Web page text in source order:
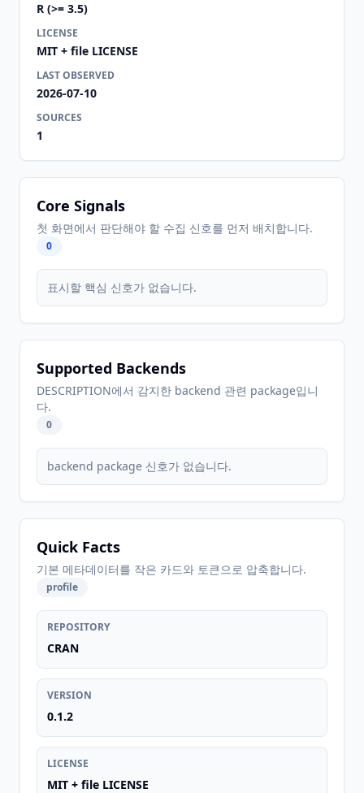
R (>= 3.5)
LICENSE
MIT + file LICENSE
LAST OBSERVED
2026-07-10
SOURCES
1
Core Signals
첫 화면에서 판단해야 할 수집 신호를 먼저 배치합니다.
0
표시할 핵심 신호가 없습니다.
Supported Backends
DESCRIPTION에서 감지한 backend 관련 package입니
다.
0
backend package 신호가 없습니다.
Quick Facts
기본 메타데이터를 작은 카드와 토큰으로 압축합니다.
profile
REPOSITORY
CRAN
VERSION
0.1.2
LICENSE
MIT + file LICENSE